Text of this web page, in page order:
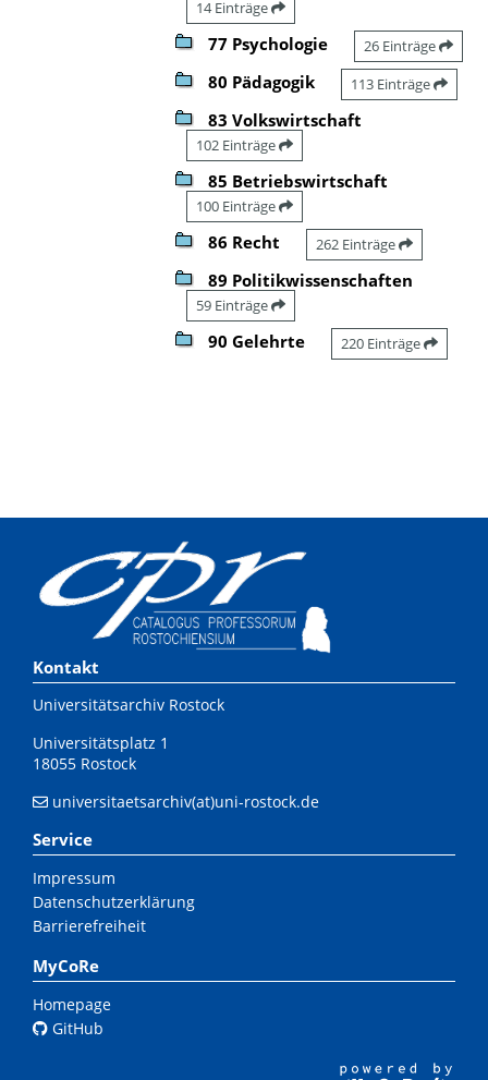
14 Einträge
77 Psychologie 26 Einträge
80 Pädagogik 113 Einträge
83 Volkswirtschaft
102 Einträge
85 Betriebswirtschaft
100 Einträge
86 Recht 262 Einträge
89 Politikwissenschaften
59 Einträge
90 Gelehrte 220 Einträge
Kontakt
Universitätsarchiv Rostock
Universitätsplatz 1
18055 Rostock
universitaetsarchiv(at)uni-rostock.de
Service
Impressum
Datenschutzerklärung
Barrierefreiheit
MyCoRe
Homepage
GitHub